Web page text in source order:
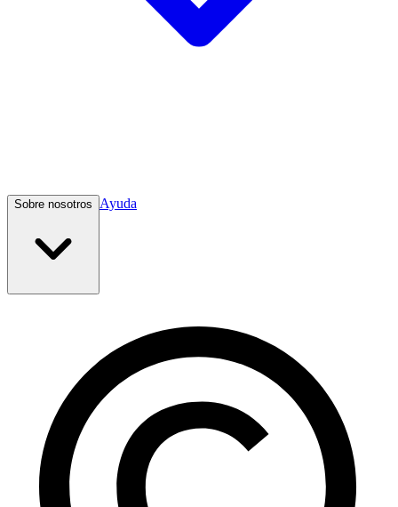
Sobre nosotros Ayuda